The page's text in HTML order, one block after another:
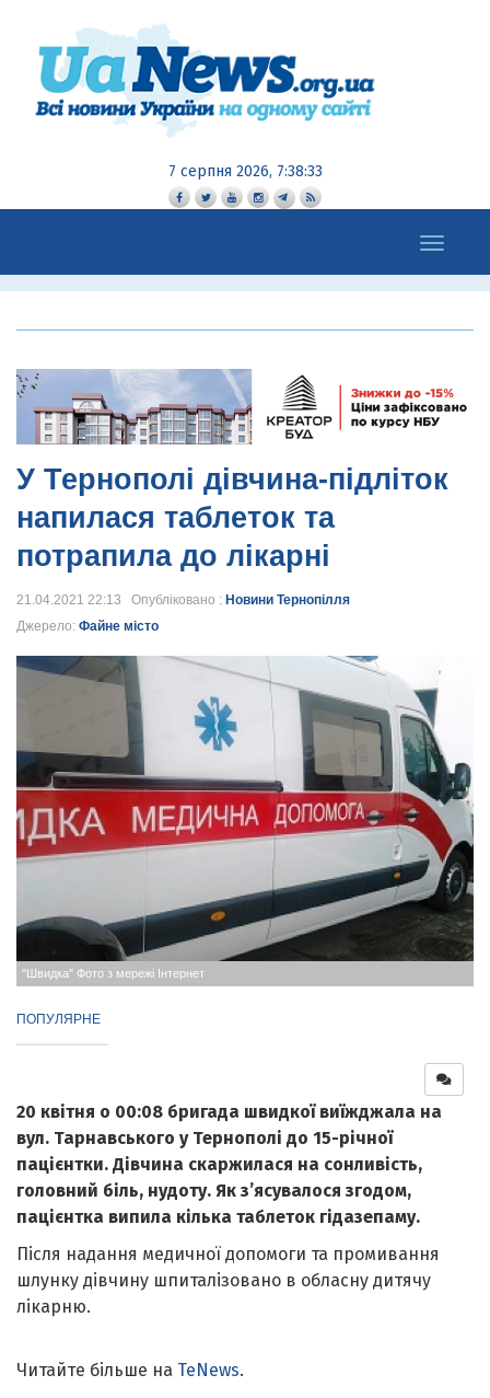
7 серпня 2026, 7:38:34
Toggle
navigation
У Тернополі дівчина-підліток
напилася таблеток та
потрапила до лікарні
21.04.2021 22:13 Опубліковано : Новини Тернопілля
Джерело: Файне місто
"Швидка" Фото з мережі Інтернет
ПОПУЛЯРНЕ
20 квітня о 00:08 бригада швидкої виїжджала на
вул. Тарнавського у Тернополі до 15-річної
пацієнтки. Дівчина скаржилася на сонливість,
головний біль, нудоту. Як з’ясувалося згодом,
пацієнтка випила кілька таблеток гідазепаму.
Після надання медичної допомоги та промивання
шлунку дівчину шпиталізовано в обласну дитячу
лікарню.
Читайте більше на TeNews.